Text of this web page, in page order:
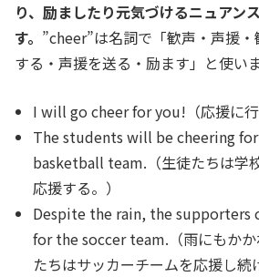
り、励ましたり元気づけるニュアン
す。 ”cheer”は名詞で「歓声・声援
する・声援を送る・励ます」と使いま
I will go cheer for you! （応援に
The students will be cheering
basketball team. （生徒たちは
応援する。）
Despite the rain, the supporters
for the soccer team. （雨にもか
たちはサッカーチームを応援し続